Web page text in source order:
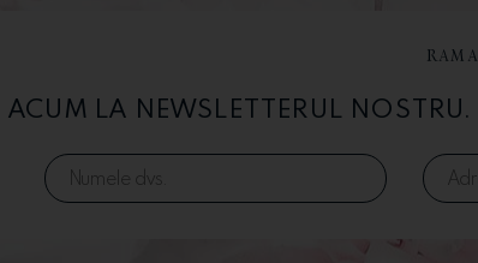
LA NEWSLETTERUL